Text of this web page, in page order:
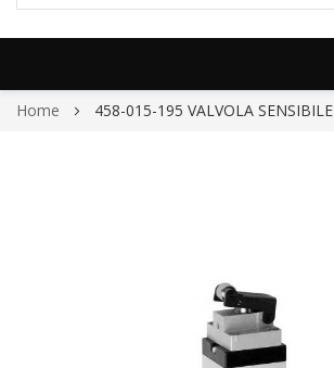
Salta
Home 458-015-195 VALVOLA SENSIBILE